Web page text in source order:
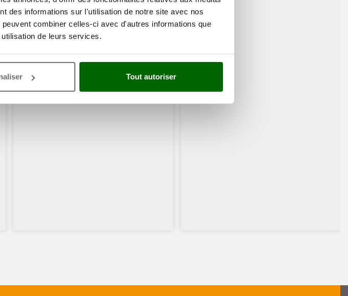
des informations sur l'utilisation de notre site avec nos
combiner celles-ci avec d'autres informations que
de leurs services.
Tout autoriser